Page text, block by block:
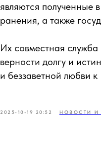
являются полученные
ранения, а также
Их совместная
верности долгу и
и беззаветной любви к
2025-10-19 20:52 НОВОСТИ И